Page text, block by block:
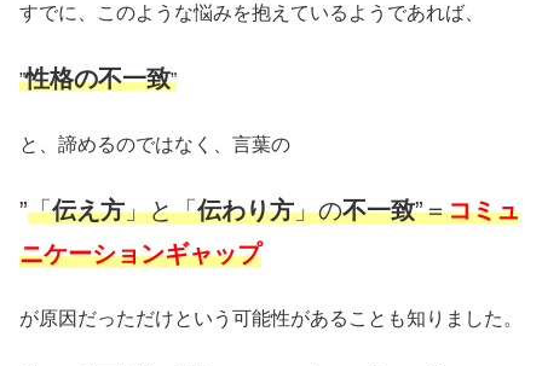
すでに、このような悩みを抱えているようであれば、
”性格の不一致”
と、諦めるのではなく、言葉の
”「伝え方」と「伝わり方」の不一致”＝コミュ
ニケーションギャップ
が原因だっただけという可能性があることも知りました。